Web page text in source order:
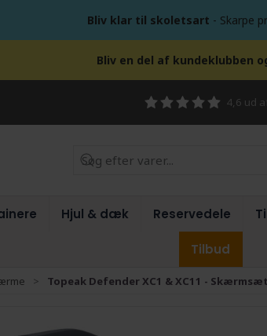
Bliv klar til skoletsart - Skarpe
Bliv en del af kundeklubben
4,6 ud
Hjul & dæk Reservedele
Tilbud
Topeak Defender XC1 & XC11 -